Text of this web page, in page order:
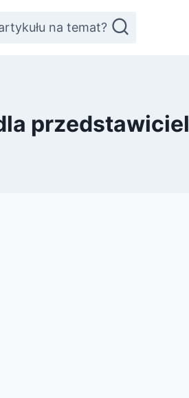
na temat?